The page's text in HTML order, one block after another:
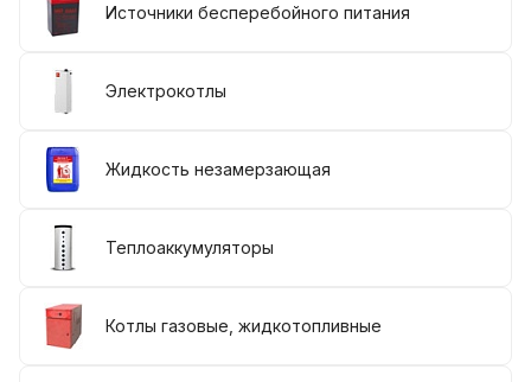
Источники бесперебойного питания
Электрокотлы
Жидкость незамерзающая
Теплоаккумуляторы
Котлы газовые, жидкотопливные